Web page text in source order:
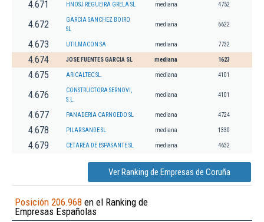
4.671 HNOSJ REGUEIRA GRELA SL mediana 4752
4.672
GARCIA SANCHEZ BOIRO
SL
mediana 6622
4.673 UTILMACON SA mediana 7732
4.674 JOSE FUENTES GARCIA SL mediana 1623
4.675 ARICALTEC SL. mediana 4101
4.676
CONSTRUCTORA SERNOVI,
S.L.
mediana 4101
4.677 PANADERIA CARNOEDO SL mediana 4724
4.678 PILAR SANDE SL mediana 1330
4.679 CETAREA DE ESPASANTE SL mediana 4632
Ver Ranking de Empresas de Coruña
Posición 206.968 en el Ranking de
Empresas Españolas